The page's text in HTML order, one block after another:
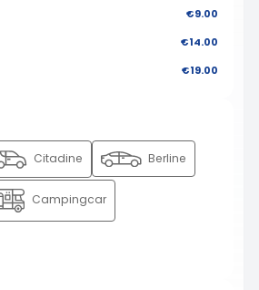
€9.00
€14.00
€19.00
Citadine Berline
Campingcar